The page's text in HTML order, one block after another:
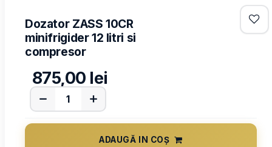
Dozator ZASS 10CR
minifrigider 12 litri si
compresor
875,00 lei
ADAUGĂ IN COȘ